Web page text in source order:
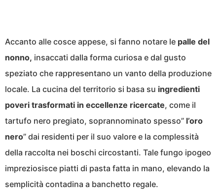
Accanto alle cosce appese, si fanno notare le palle del
nonno, insaccati dalla forma curiosa e dal gusto
speziato che rappresentano un vanto della produzione
locale. La cucina del territorio si basa su ingredienti
poveri trasformati in eccellenze ricercate, come il
tartufo nero pregiato, soprannominato spesso” l’oro
nero” dai residenti per il suo valore e la complessità
della raccolta nei boschi circostanti. Tale fungo ipogeo
impreziosisce piatti di pasta fatta in mano, elevando la
semplicità contadina a banchetto regale.